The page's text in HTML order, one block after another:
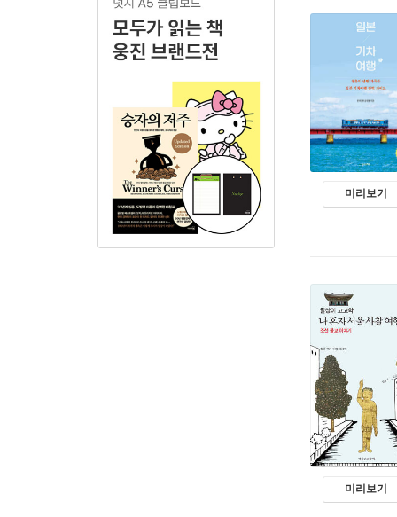
미리보기
미리보기